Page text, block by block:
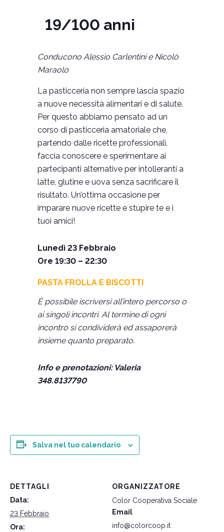
19/100 anni
Conducono Alessio Carlentini e Nicolò
Maraolo
La pasticceria non sempre lascia spazio
a nuove necessità alimentari e di salute.
Per questo abbiamo pensato ad un
corso di pasticceria amatoriale che,
partendo dalle ricette professionali,
faccia conoscere e sperimentare ai
partecipanti alternative per intolleranti a
latte, glutine e uova senza sacrificare il
risultato. Un’ottima occasione per
imparare nuove ricette e stupire te e i
tuoi amici!
Lunedì 23 Febbraio
Ore 19:30 – 22:30
PASTA FROLLA E BISCOTTI
È possibile iscriversi all’intero percorso o
ai singoli incontri. Al termine di ogni
incontro si condividerà ed assaporerà
insieme quanto preparato.
Info e prenotazioni: Valeria
348.8137790
Salva nel tuo calendario
DETTAGLI
Data:
23 Febbraio
Ora:
ORGANIZZATORE
Color Cooperativa Sociale
Email
info@colorcoop.it